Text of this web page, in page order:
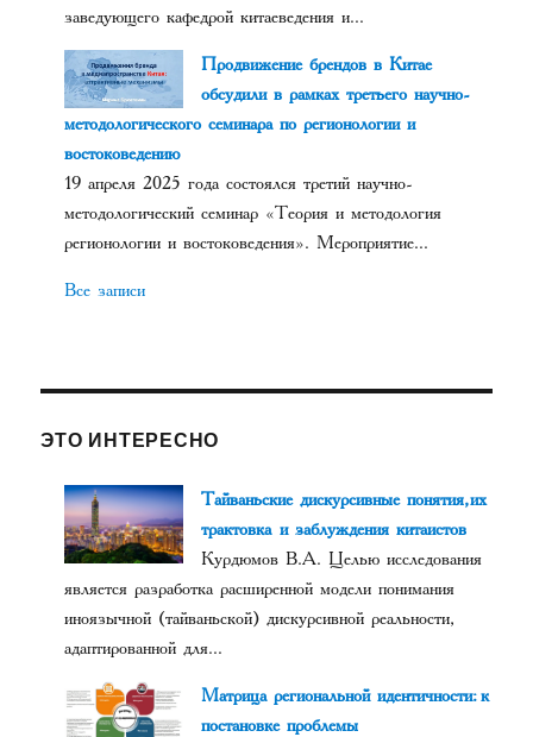
заведующего кафедрой китаеведения и...
Продвижение брендов в Китае
обсудили в рамках третьего научно-
методологического семинара по регионологии и
востоковедению
19 апреля 2025 года состоялся третий научно-
методологический семинар «Теория и методология
регионологии и востоковедения». Мероприятие...
Все записи
ЭТО ИНТЕРЕСНО
Тайваньские дискурсивные понятия, их
трактовка и заблуждения китаистов
Курдюмов В.А. Целью исследования
является разработка расширенной модели понимания
иноязычной (тайваньской) дискурсивной реальности,
адаптированной для...
Матрица региональной идентичности: к
постановке проблемы